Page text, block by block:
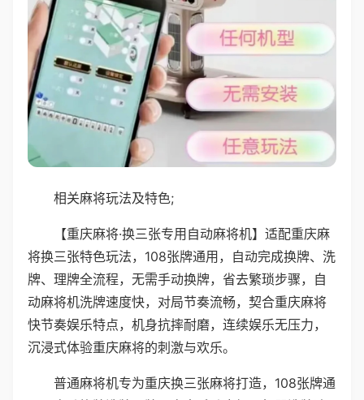
相关麻将玩法及特色;
【重庆麻将·换三张专用自动麻将机】适配重庆麻
将换三张特色玩法，108张牌通用，自动完成换牌、洗
牌、理牌全流程，无需手动换牌，省去繁琐步骤，自
动麻将机洗牌速度快，对局节奏流畅，契合重庆麻将
快节奏娱乐特点，机身抗摔耐磨，连续娱乐无压力，
沉浸式体验重庆麻将的刺激与欢乐。
普通麻将机专为重庆换三张麻将打造，108张牌通